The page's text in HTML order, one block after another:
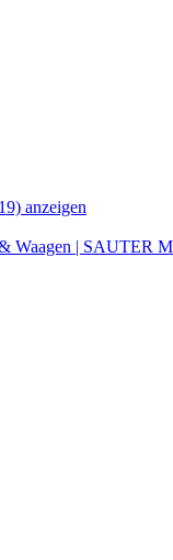
anzeigen
Waagen | SAUTER